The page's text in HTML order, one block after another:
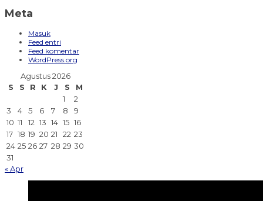
Meta
Masuk
Feed entri
Feed komentar
WordPress.org
Agustus 2026
S
S R K J S
M
1
2
3
4 5 6 7 8
9
10 11 12 13 14 15 16
17 18 19 20 21 22 23
24 25 26 27 28 29 30
31
« Apr